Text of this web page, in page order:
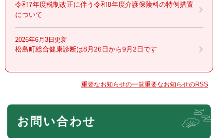
令和7年度税制改正に伴う令和8年度介護保険料の特例措置
について
2026年6月3日更新
松島町総合健康診断は8月26日から9月2日です
重要なお知らせの一覧重要なお知らせのRSS
本
お問い合わせ